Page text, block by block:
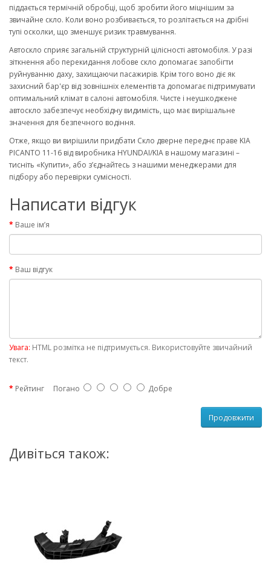
піддається термічній обробці, щоб зробити його міцнішим за
звичайне скло. Коли воно розбивається, то розлітається на дрібні
тупі осколки, що зменшує ризик травмування.
Автоскло сприяє загальній структурній цілісності автомобіля. У разі
зіткнення або перекидання лобове скло допомагає запобігти
руйнуванню даху, захищаючи пасажирів. Крім того воно діє як
захисний бар'єр від зовнішніх елементів та допомагає підтримувати
оптимальний клімат в салоні автомобіля. Чисте і неушкоджене
автоскло забезпечує необхідну видимість, що має вирішальне
значення для безпечного водіння.
Отже, якщо ви вирішили придбати Скло дверне переднє праве KIA
PICANTO 11-16 від виробника HYUNDAI/KIA в нашому магазині –
тисніть «Купити», або з’єднайтесь з нашими менеджерами для
підбору або перевірки сумісності.
Написати відгук
Ваше ім’я
Ваш відгук
Увага: HTML розмітка не підтримується. Використовуйте звичайний
текст.
Рейтинг Погано Добре
Продовжити
Дивіться також: